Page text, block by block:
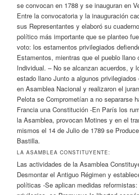
se convocan en 1788 y se inauguran en
Entre la convocatoria y la inauguración
sus Representantes y elaboró su
político más importante que se planteo
voto: los estamentos privilegiados
Estamentos, mientras que el pueblo llano
Individual. – No se alcanzan acuerdos, y
estado llano Junto a algunos
en Asamblea Nacional y realizaron el
Pelota se Comprometían a no separarse
Francia una Constitución -En París los
la Asamblea, provocan Motines y en el
mismos el 14 de Julio de 1789 se
Bastilla.
LA ASAMBLEA CONSTITUYENTE:
Las actividades de la Asamblea
Desmontar el Antiguo Régimen y
políticas -Se aplican medidas